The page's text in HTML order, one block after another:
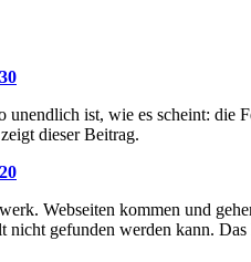
ist, wie es scheint: die
dieser Beitrag.
Webseiten kommen und
gefunden werden kann.